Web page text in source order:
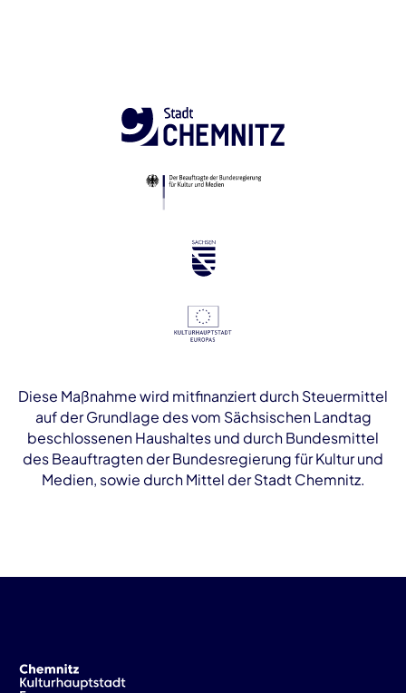
Diese Maßnahme wird mitfinanziert durch Steuermittel
auf der Grundlage des vom Sächsischen Landtag
beschlossenen Haushaltes und durch Bundesmittel
des Beauftragten der Bundesregierung für Kultur und
Medien, sowie durch Mittel der Stadt Chemnitz.